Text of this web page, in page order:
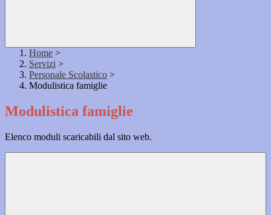
Home >
Servizi >
Personale Scolastico >
Modulistica famiglie
Modulistica famiglie
Elenco moduli scaricabili dal sito web.